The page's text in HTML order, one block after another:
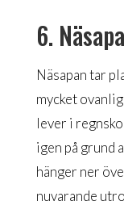
6. Näsapa
Näsapan tar
mycket
lever i
igen på grund
hänger ner
nuvarande